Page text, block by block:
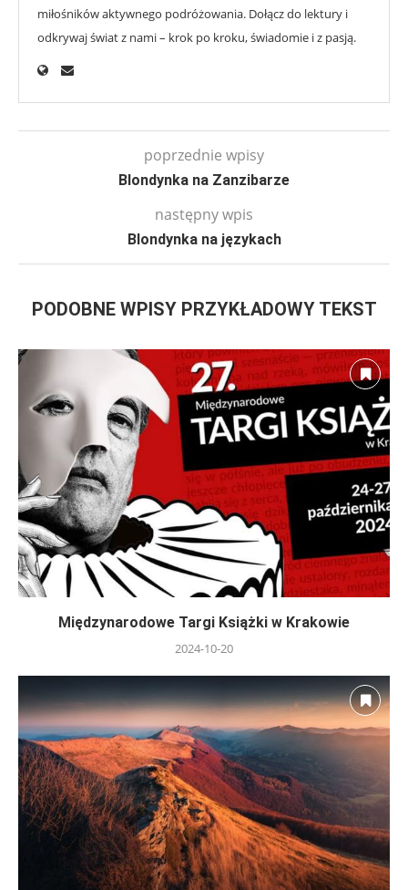
miłośników aktywnego podróżowania. Dołącz do lektury i
odkrywaj świat z nami – krok po kroku, świadomie i z pasją.
poprzednie wpisy
Blondynka na Zanzibarze
następny wpis
Blondynka na językach
PODOBNE WPISY PRZYKŁADOWY TEKST
Międzynarodowe Targi Książki w Krakowie
2024-10-20